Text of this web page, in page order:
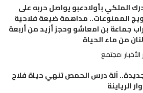
الملكي بأولادعبو يواصل حربه على
الممنوعات.. مداهمة ضيعة فلاحية
جماعة بن امعاشو وحجز أزيد من أربعة
من ماء الحياة
مجتمع
آلة درس الحمص تنهي حياة فلاح
الرياينة